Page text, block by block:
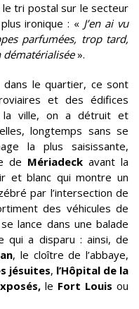
tri postal sur le secteur
ironique : « J’en ai vu
parfumées, trop tard,
dématérialisée».
le quartier, ce sont
et des édifices
la ville, on a détruit et
longtemps sans se
la plus saisissante,
de Mériadeckavant la
et blanc qui montre un
par l’intersection de
des véhicules de
lance dans une balade
qui a disparu : ainsi, de
, le cloître de l’abbaye,
jésuites, l’Hôpital de la
le Fort Louis ou